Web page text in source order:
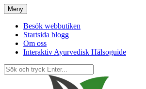
Hoppa
till
innehåll
Meny
Besök webbutiken
Startsida blogg
Om oss
Interaktiv Ayurvedisk Hälsoguide